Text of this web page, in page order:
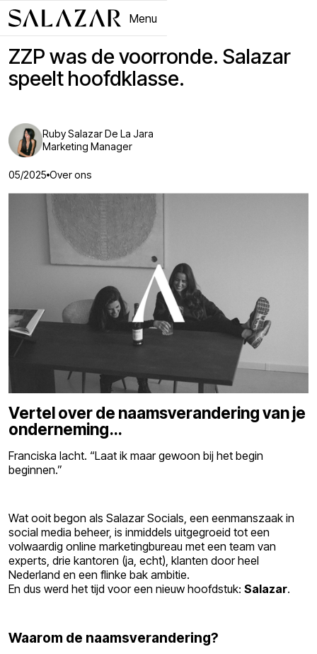
Menu
Close
ZZP was de voorronde. Salazar
speelt hoofdklasse.
Ruby Salazar De La Jara
Marketing Manager
05/2025 Over ons
Vertel over de naamsverandering van je
onderneming…
Franciska lacht. “Laat ik maar gewoon bij het begin
beginnen.”
Wat ooit begon als Salazar Socials, een eenmanszaak in
social media beheer, is inmiddels uitgegroeid tot een
volwaardig online marketingbureau met een team van
experts, drie kantoren (ja, echt), klanten door heel
Nederland en een flinke bak ambitie.
En dus werd het tijd voor een nieuw hoofdstuk: Salazar.
Waarom de naamsverandering?